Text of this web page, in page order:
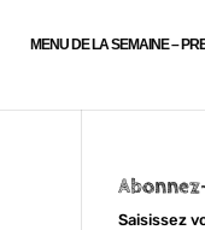
MENU DE LA SEMAINE –
Saisissez